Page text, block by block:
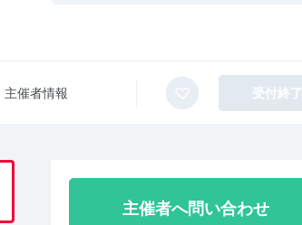
主催者情報 受付終了
主催者へ問い合わせ